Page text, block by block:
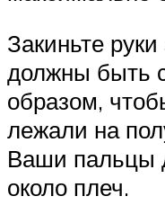
Закиньте руки
должны быть
образом,
лежали на
Ваши пальцы
около плеч.